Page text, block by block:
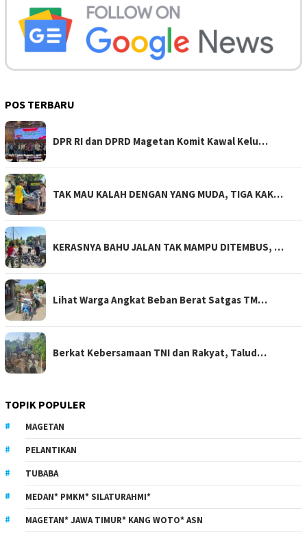
POS TERBARU
DPR RI dan DPRD Magetan Komit Kawal Kelu…
TAK MAU KALAH DENGAN YANG MUDA, TIGA KAK…
KERASNYA BAHU JALAN TAK MAMPU DITEMBUS, …
Lihat Warga Angkat Beban Berat Satgas TM…
Berkat Kebersamaan TNI dan Rakyat, Talud…
TOPIK POPULER
MAGETAN
PELANTIKAN
TUBABA
MEDAN* PMKM* SILATURAHMI*
MAGETAN* JAWA TIMUR* KANG WOTO* ASN